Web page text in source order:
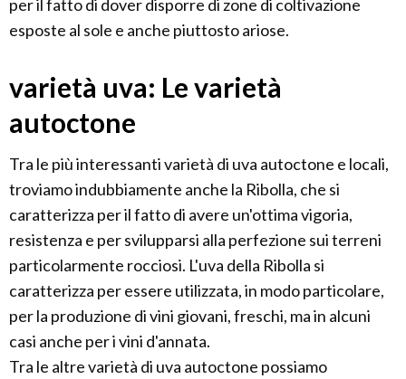
per il fatto di dover disporre di zone di coltivazione
esposte al sole e anche piuttosto ariose.
varietà uva: Le varietà
autoctone
Tra le più interessanti varietà di uva autoctone e locali,
troviamo indubbiamente anche la Ribolla, che si
caratterizza per il fatto di avere un'ottima vigoria,
resistenza e per svilupparsi alla perfezione sui terreni
particolarmente rocciosi. L'uva della Ribolla si
caratterizza per essere utilizzata, in modo particolare,
per la produzione di vini giovani, freschi, ma in alcuni
casi anche per i vini d'annata.
Tra le altre varietà di uva autoctone possiamo